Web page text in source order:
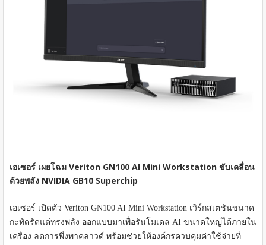
เอเซอร์ เผยโฉม Veriton GN100 AI Mini Workstation ขับเคลื่อน
ด้วยพลัง NVIDIA GB10 Superchip
เอเซอร์ เปิดตัว Veriton GN100 AI Mini Workstation เวิร์กสเตชันขนาด
กะทัดรัดแต่ทรงพลัง ออกแบบมาเพื่อรันโมเดล AI ขนาดใหญ่ได้ภายใน
เครื่อง ลดการพึ่งพาคลาวด์ พร้อมช่วยให้องค์กรควบคุมค่าใช้จ่ายที่